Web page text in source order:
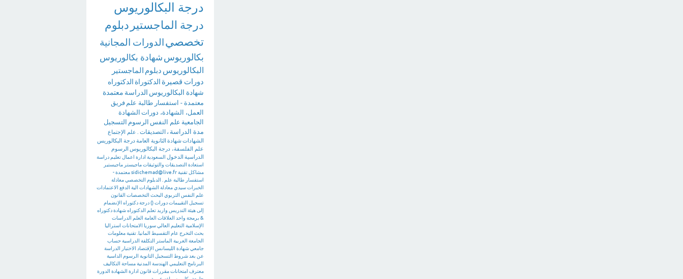
درجة البكالوريوس
درجة الماجستير دبلوم
تخصصيالدورات المجانية
بكالوريوس شهادة بكالوريوس
البكالوريوس دبلوم الماجستير
دورات قصيرة الدكتوراة الدكتوراه
شهادة البكالوريوس الدراسة معتمدة
معتمدة - استفسار طالبة علم فريق
العمل، الشهادة، دورات الشهادة
الجامعية علم النفس الرسوم التسجيل
مدة الدراسة ، التصديقات . علم الإجتماع
الشهاداتشهادة الثانوية العامةدرجة البكالوريس
علم الفلسفة، درجة البكالوريوس الرسوم
الدراسية الدخول السعودية ادارة اعمالتعليم دراسة
استعادة التصديقات والتوثيقاتماجيستر ماجيستير
مشاكل تقنيةsidichemad@live.frمعتمدة -
استفسار طالبة علم . الدبلوم التخصصيمعادلة
الخبراتسيديمعادلة الشهادات الية الدفع الاعتمادات
علم النفس التربوي البحث التخصصات القانون
تسجيل التقييماتدورات()درجة دكتوراه الإنضمام
إلى هيئة التدريس واريد تعلم الدكتوراهشهادة دكتوراه
& برمجة واحد العلاقات العامة العلم الدراسات
الإسلامية التعليم العاليسوريا الامتحانات استراليا
بحث التخرج عام التقسيط المانيا. تقنية معلومات
الجامعة العربية الماستر التكلفة الدراسيةحساب
جامعيشهادة الليسانس الإقتصاد الاختبار
الدراسة
عن بعدشروط التسجيل الثانوية الرسوم الداسية
البرنامج التعليمي الهندسة المدنيةمساحة التكاليف
معترف امتحاناتمقررات قانون ادارة الشهادة الدورة